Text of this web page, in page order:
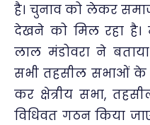
है। चुनाव को लेकर
देखने को मिल रहा है।
लाल मंडोवरा ने
सभी तहसील सभाओं के
कर क्षेत्रीय सभा,
विधिवत गठन किया